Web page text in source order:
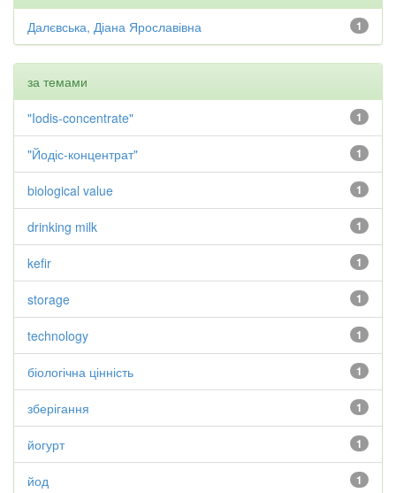
1
Далєвська, Діана Ярославівна
за темами
1
"Iodis-concentrate"
1
"Йодіс-концентрат"
1
biological value
1
drinking milk
1
kefir
1
storage
1
technology
1
біологічна цінність
1
зберігання
1
йогурт
1
йод